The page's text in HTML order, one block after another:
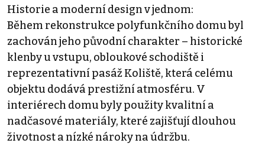
Historie a moderní design v jednom:
Během rekonstrukce polyfunkčního domu byl
zachován jeho původní charakter – historické
klenby u vstupu, obloukové schodiště i
reprezentativní pasáž Koliště, která celému
objektu dodává prestižní atmosféru. V
interiérech domu byly použity kvalitní a
nadčasové materiály, které zajišťují dlouhou
životnost a nízké nároky na údržbu.